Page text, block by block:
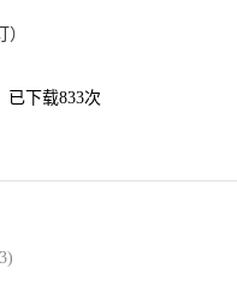
已下载833次